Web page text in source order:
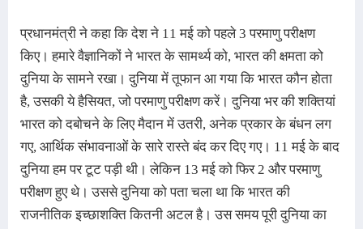
प्रधानमंत्री ने कहा कि देश ने 11 मई को पहले 3 परमाणु परीक्षण
किए। हमारे वैज्ञानिकों ने भारत के सामर्थ्य को, भारत की क्षमता को
दुनिया के सामने रखा। दुनिया में तूफान आ गया कि भारत कौन होता
है, उसकी ये हैसियत, जो परमाणु परीक्षण करें। दुनिया भर की शक्तियां
भारत को दबोचने के लिए मैदान में उतरी, अनेक प्रकार के बंधन लग
गए, आर्थिक संभावनाओं के सारे रास्ते बंद कर दिए गए। 11 मई के बाद
दुनिया हम पर टूट पड़ी थी। लेकिन 13 मई को फिर 2 और परमाणु
परीक्षण हुए थे। उससे दुनिया को पता चला था कि भारत की
राजनीतिक इच्छाशक्ति कितनी अटल है। उस समय पूरी दुनिया का